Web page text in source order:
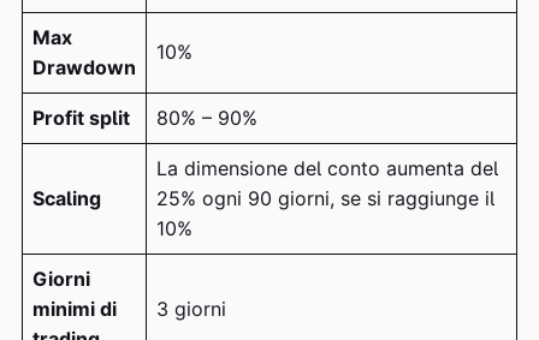
Max
Drawdown
10%
Profit split 80% – 90%
Scaling
La dimensione del conto aumenta del
25% ogni 90 giorni, se si raggiunge il
10%
Giorni
minimi di
3 giorni